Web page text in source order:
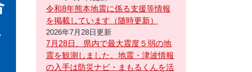
令和8年熊本地震に係る支援等情報
を掲載しています（随時更新）
2026年7月28日更新
7月28日、県内で最大震度５弱の地
震を観測しました。地震・津波情報
の入手は防災ナビ・まもるくんを活